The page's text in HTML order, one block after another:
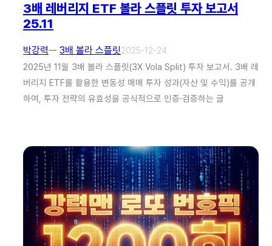
3배 레버리지 ETF 볼라 스플릿 투자 보고서
25.11
박강력ㅡ 3배 볼라 스플릿2025-12-24
2025년 11월 3배 볼라 스플릿(3X Vola Split) 투자 보고서. 3배 레
버리지 ETF를 활용한 변동성 매매 투자 성과(자산 및 수익)를 공개
하여, 투자 전략의 유효성을 공식적으로 인증·검증하는 글